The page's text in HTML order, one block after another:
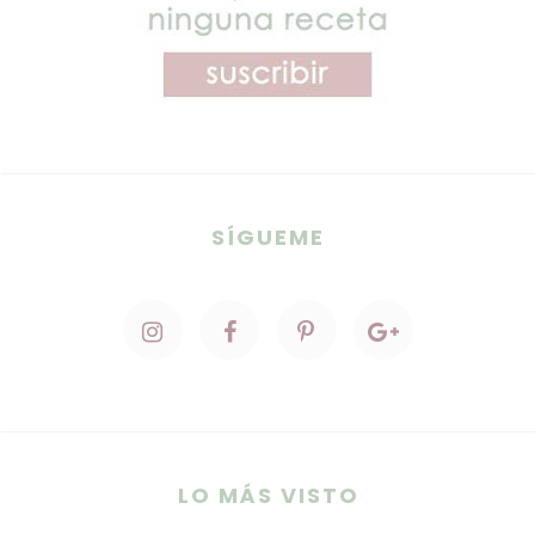
SÍGUEME
LO MÁS VISTO